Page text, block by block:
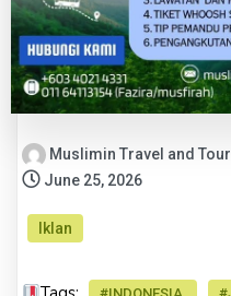
Muslimin Travel and
June 25, 2026
Iklan